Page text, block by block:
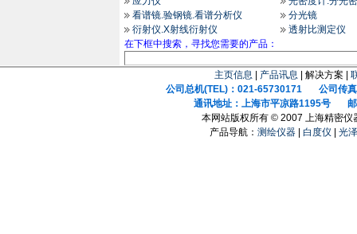
看谱镜.验钢镜.看谱分析仪
分光镜
衍射仪.X射线衍射仪
透射比测定仪
在下框中搜索，寻找您需要的产品：
主页信息 产品讯息 | 解决方案 |
公司总机(TEL)：021-65730171 公司传真
通讯地址：上海市平凉路1195号 邮
本网站版权所有 © 2007 上海精密仪
产品导航： 测绘仪器| 白度仪 光